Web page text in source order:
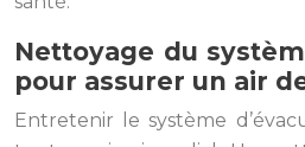
Nettoyage du
pour assurer un air
Entretenir le système